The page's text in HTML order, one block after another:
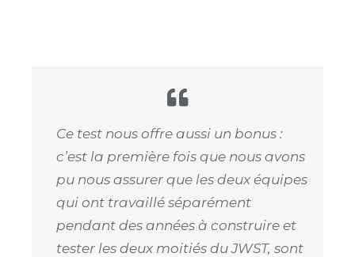
Ce test nous offre aussi un bonus :
c’est la première fois que nous avons
pu nous assurer que les deux équipes
qui ont travaillé séparément
pendant des années à construire et
tester les deux moitiés du JWST, sont